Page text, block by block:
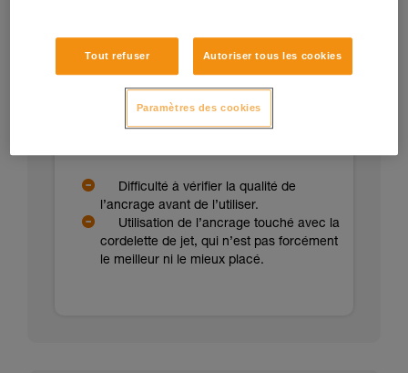
Possibilité de travailler dès le début de
l’accès à l’arbre.
Possibilité de travail sans monter au
sommet de l’arbre.
Possibilité d’installer la corde sur un
ancrage débrayable pour favoriser le
Difficulté à vérifier la qualité de
l’ancrage avant de l’utiliser.
Utilisation de l’ancrage touché avec la
cordelette de jet, qui n’est pas forcément
le meilleur ni le mieux placé.
Tout refuser Autoriser tous les cookies
Paramètres des cookies